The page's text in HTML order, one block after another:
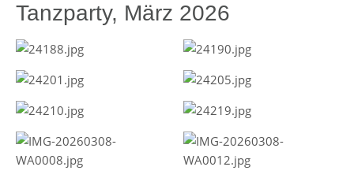
Tanzparty, März 2026